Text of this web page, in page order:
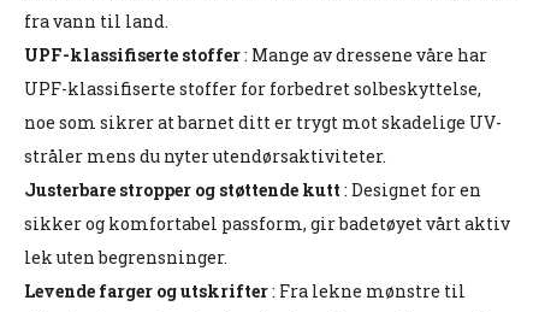
fra vann til land.
UPF-klassifiserte stoffer: Mange av dressene våre har
UPF-klassifiserte stoffer for forbedret solbeskyttelse,
noe som sikrer at barnet ditt er trygt mot skadelige UV-
stråler mens du nyter utendørsaktiviteter.
Justerbare stropper og støttende kutt : Designet for en
sikker og komfortabel passform, gir badetøyet vårt aktiv
lek uten begrensninger.
Levende farger og utskrifter: Fra lekne mønstre til